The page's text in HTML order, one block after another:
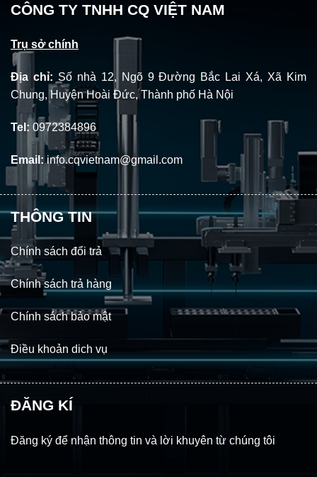
CÔNG TY TNHH CQ VIỆT NAM
Trụ sở chính
Địa chỉ: Số nhà 12, Ngõ 9 Đường Bắc Lai Xá, Xã Kim
Chung, Huyện Hoài Đức, Thành phố Hà Nội
Tel: 0972384896
Email:info.cqvietnam@gmail.com
THÔNG TIN
Chính sách đổi trả
Chính sách trả hàng
Chính sách bảo mật
Điều khoản dich vụ
ĐĂNG KÍ
Đăng ký để nhận thông tin và lời khuyên từ chúng tôi